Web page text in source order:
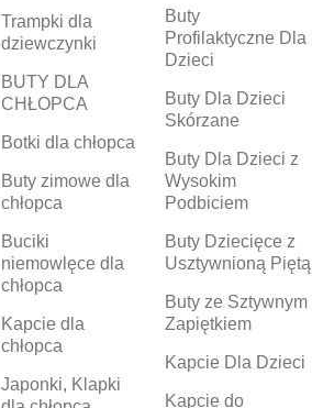
Trampki dla
dziewczynki
BUTY DLA
CHŁOPCA
Botki dla chłopca
Buty zimowe dla
chłopca
Buciki
niemowlęce dla
chłopca
Kapcie dla
chłopca
Japonki, Klapki
Buty
Profilaktyczne Dla
Dzieci
Buty Dla Dzieci
Skórzane
Buty Dla Dzieci z
Wysokim
Podbiciem
Buty Dziecięce z
Usztywnioną Piętą
Buty ze Sztywnym
Zapiętkiem
Kapcie Dla Dzieci
Kapcie do